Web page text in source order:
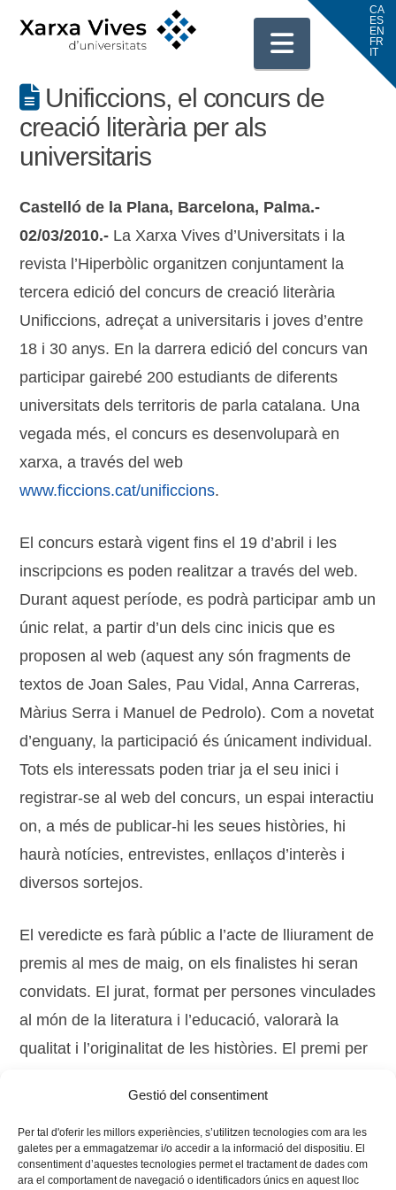
Gestió del consentiment
Per tal d'oferir les millors experiències, s’utilitzen tecnologies com ara les
galetes per a emmagatzemar i/o accedir a la informació del dispositiu. El
consentiment d’aquestes tecnologies permet el tractament de dades com
ara el comportament de navegació o identificadors únics en aquest lloc
Unificcions, el concurs de
creació literària per als
universitaris
Castelló de la Plana, Barcelona, Palma.-
02/03/2010.- La Xarxa Vives d’Universitats i la
revista l’Hiperbòlic organitzen conjuntament la
tercera edició del concurs de creació literària
Unificcions, adreçat a universitaris i joves d’entre
18 i 30 anys. En la darrera edició del concurs van
participar gairebé 200 estudiants de diferents
universitats dels territoris de parla catalana. Una
vegada més, el concurs es desenvoluparà en
xarxa, a través del web
www.ficcions.cat/unificcions.
El concurs estarà vigent fins el 19 d’abril i les
inscripcions es poden realitzar a través del web.
Durant aquest període, es podrà participar amb un
únic relat, a partir d’un dels cinc inicis que es
proposen al web (aquest any són fragments de
textos de Joan Sales, Pau Vidal, Anna Carreras,
Màrius Serra i Manuel de Pedrolo). Com a novetat
d’enguany, la participació és únicament individual.
Tots els interessats poden triar ja el seu inici i
registrar-se al web del concurs, un espai interactiu
on, a més de publicar-hi les seues històries, hi
haurà notícies, entrevistes, enllaços d’interès i
diversos sortejos.
El veredicte es farà públic a l’acte de lliurament de
premis al mes de maig, on els finalistes hi seran
convidats. El jurat, format per persones vinculades
al món de la literatura i l’educació, valorarà la
qualitat i l’originalitat de les històries. El premi per
segon premi serà un iPod.